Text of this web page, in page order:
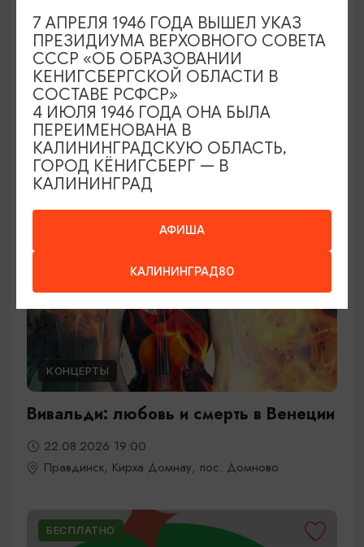
Концерт органной музыки: от Баха до
Queen («Квин»)
21.08.2026 - 26.08.2026, 19:00
Калининград, Калининградская областная
филармония им. Е.Ф. Светланова
ОТ 2500₽
КОНЦЕРТЫ
Вивальди: любовь и смерть в Венеции
22.08.2026 19:00
Правдинск, Кирха Домнау, пос. Домново
БЕСПЛАТНО
АФИША
КАЛИНИНГРАД80
7 АПРЕЛЯ 1946 ГОДА ВЫШЕЛ УКАЗ
ПРЕЗИДИУМА ВЕРХОВНОГО СОВЕТА
СССР «ОБ ОБРАЗОВАНИИ
КЕНИГСБЕРГСКОЙ ОБЛАСТИ В
СОСТАВЕ РСФСР»
4 ИЮЛЯ 1946 ГОДА ОНА БЫЛА
ПЕРЕИМЕНОВАНА В
КАЛИНИНГРАДСКУЮ ОБЛАСТЬ,
ГОРОД КЁНИГСБЕРГ — В
КАЛИНИНГРАД